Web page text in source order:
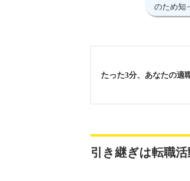
のため知
たった3分、あなたの適
引き継ぎは転職